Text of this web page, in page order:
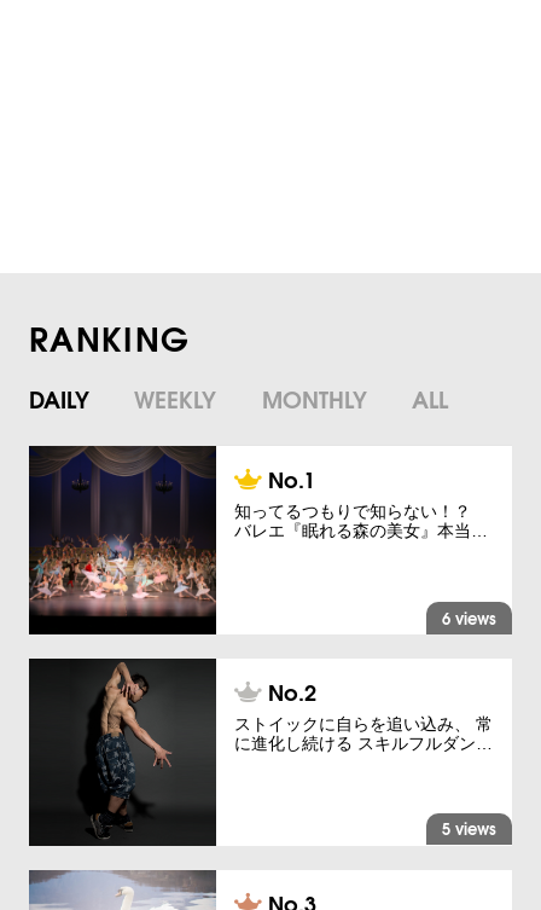
RANKING
DAILY WEEKLY MONTHLY ALL
知ってるつもりで知らない！？
バレエ『眠れる森の美女』本当…
6 views
ストイックに自らを追い込み、 常
に進化し続ける スキルフルダン…
5 views